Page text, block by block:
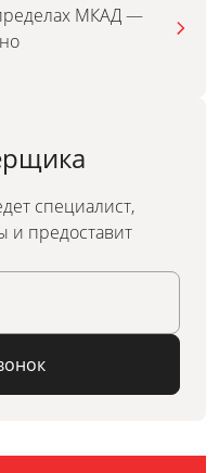
МКАД —
специалист,
и предоставит